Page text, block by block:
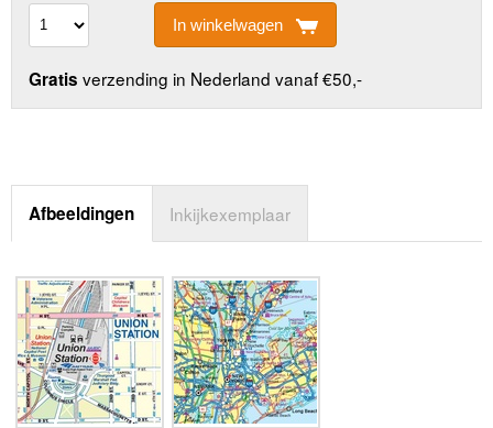
In winkelwagen
Gratis verzending in Nederland vanaf €50,-
Afbeeldingen Inkijkexemplaar